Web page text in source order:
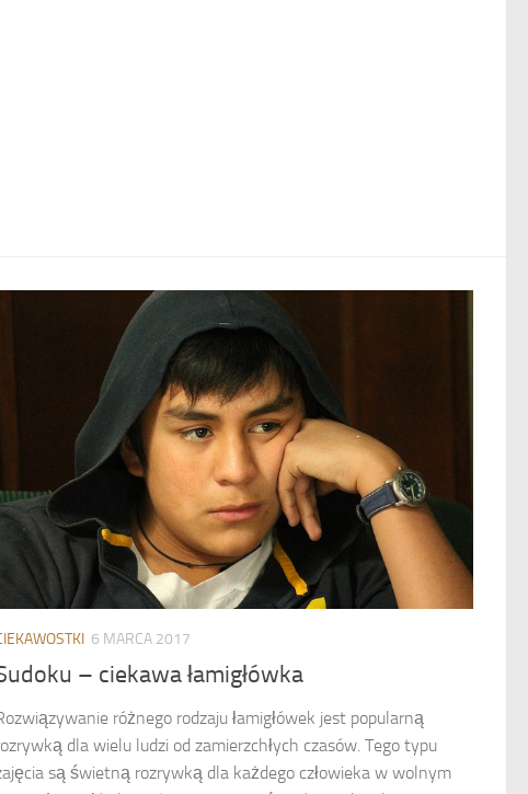
6 MARCA 2017
– ciekawa łamigłówka
różnego rodzaju łamigłówek jest popularną
dla wielu ludzi od zamierzchłych czasów. Tego typu
są świetną rozrywką dla każdego człowieka w wolnym